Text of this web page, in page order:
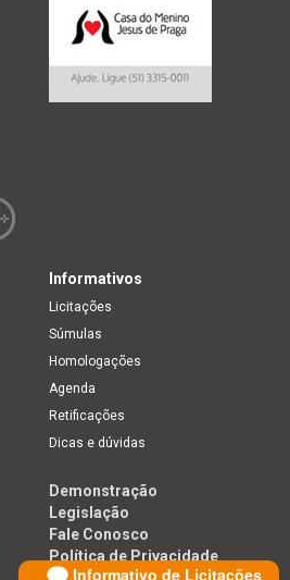
Informativo de Licitações
Informativos
Licitações
Súmulas
Homologações
Agenda
Retificações
Dicas e dúvidas
Demonstração
Legislação
Fale Conosco
Política de Privacidade